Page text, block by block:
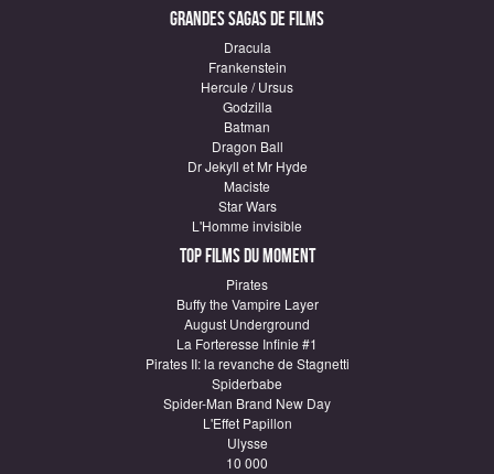
Grandes sagas de Films
Dracula
Frankenstein
Hercule / Ursus
Godzilla
Batman
Dragon Ball
Dr Jekyll et Mr Hyde
Maciste
Star Wars
L'Homme invisible
Top Films du moment
Pirates
Buffy the Vampire Layer
August Underground
La Forteresse Infinie #1
Pirates II: la revanche de Stagnetti
Spiderbabe
Spider-Man Brand New Day
L'Effet Papillon
Ulysse
10 000